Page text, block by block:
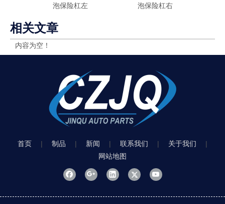
泡保险杠左
泡保险杠右
相关文章
内容为空！
首页 | 制品 | 新闻 | 联系我们 | 关于我们
|
网站地图